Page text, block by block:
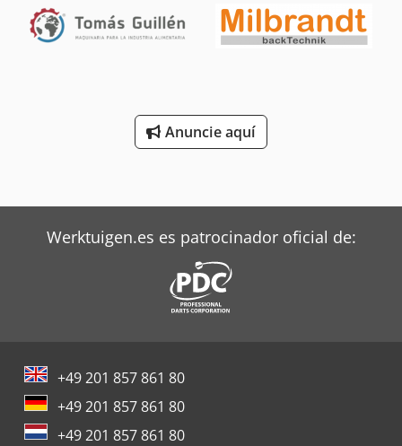
Anuncie aquí
Werktuigen.es es patrocinador oficial de:
+49 201 857 861 80
+49 201 857 861 80
+49 201 857 861 80